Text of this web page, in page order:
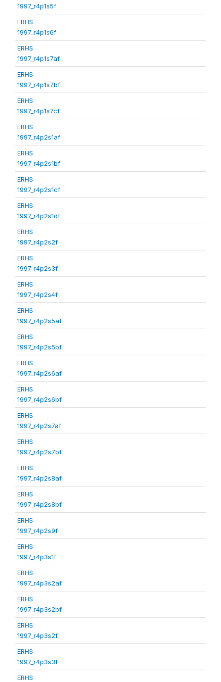
1997_r4p1s5f
ERHS
1997_r4p1s6f
ERHS
1997_r4p1s7af
ERHS
1997_r4p1s7bf
ERHS
1997_r4p1s7cf
ERHS
1997_r4p2s1af
ERHS
1997_r4p2s1bf
ERHS
1997_r4p2s1cf
ERHS
1997_r4p2s1df
ERHS
1997_r4p2s2f
ERHS
1997_r4p2s3f
ERHS
1997_r4p2s4f
ERHS
1997_r4p2s5af
ERHS
1997_r4p2s5bf
ERHS
1997_r4p2s6af
ERHS
1997_r4p2s6bf
ERHS
1997_r4p2s7af
ERHS
1997_r4p2s7bf
ERHS
1997_r4p2s8af
ERHS
1997_r4p2s8bf
ERHS
1997_r4p2s9f
ERHS
1997_r4p3s1f
ERHS
1997_r4p3s2af
ERHS
1997_r4p3s2bf
ERHS
1997_r4p3s2f
ERHS
1997_r4p3s3f
ERHS